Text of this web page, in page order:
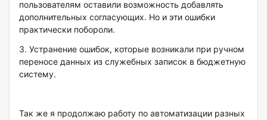
пользователям оставили возможность добавлять
дополнительных согласующих. Но и эти ошибки
практически побороли.
3. Устранение ошибок, которые возникали при ручном
переносе данных из служебных записок в бюджетную
систему.
Так же я продолжаю работу по автоматизации разных